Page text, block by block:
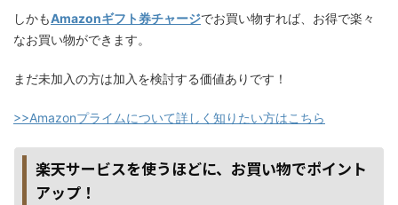
しかもAmazonギフト券チャージでお買い物すれば、お得で楽々
なお買い物ができます。
まだ未加入の方は加入を検討する価値ありです！
>>Amazonプライムについて詳しく知りたい方はこちら
楽天サービスを使うほどに、お買い物でポイント
アップ！